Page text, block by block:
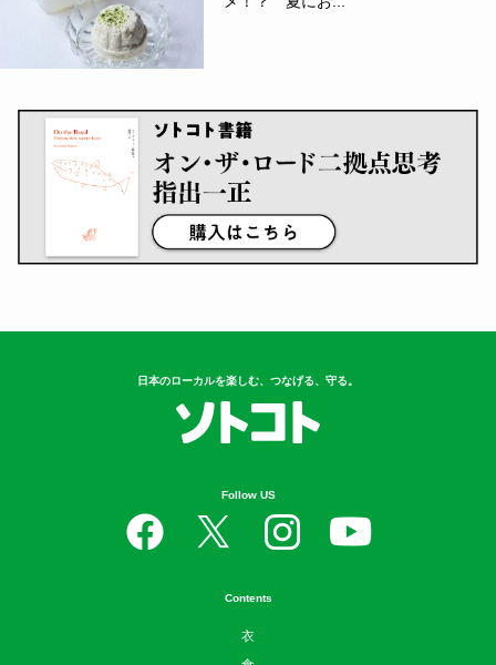
4
【アウトドア】クマの心配なく、安
心してキ...
5